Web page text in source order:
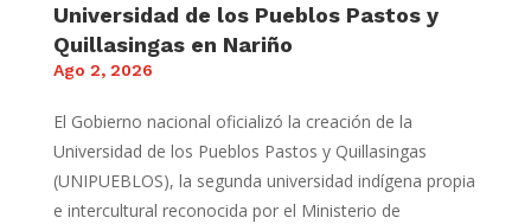
Universidad de los Pueblos Pastos y
Quillasingas en Nariño
Ago 2, 2026
El Gobierno nacional oficializó la creación de la
Universidad de los Pueblos Pastos y Quillasingas
(UNIPUEBLOS), la segunda universidad indígena propia
e intercultural reconocida por el Ministerio de